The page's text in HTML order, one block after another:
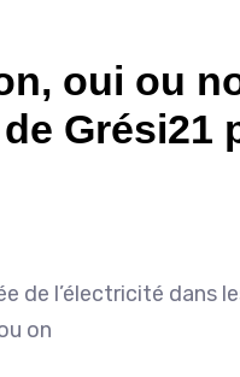
oui ou
Grési21
de l’électricité dans
on